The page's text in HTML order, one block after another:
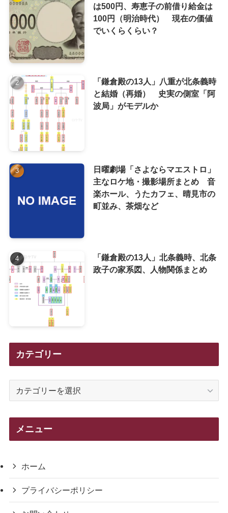
は500円、寿恵子の前借り給金は
100円（明治時代） 現在の価値
でいくらくらい？
「鎌倉殿の13人」八重が北条義時
と結婚（再婚） 史実の側室「阿
波局」がモデルか
日曜劇場「さよならマエストロ」
主なロケ地・撮影場所まとめ 音
楽ホール、うたカフェ、晴見市の
町並み、茶畑など
「鎌倉殿の13人」北条義時、北条
政子の家系図、人物関係まとめ
カテゴリー
メニュー
ホーム
プライバシーポリシー